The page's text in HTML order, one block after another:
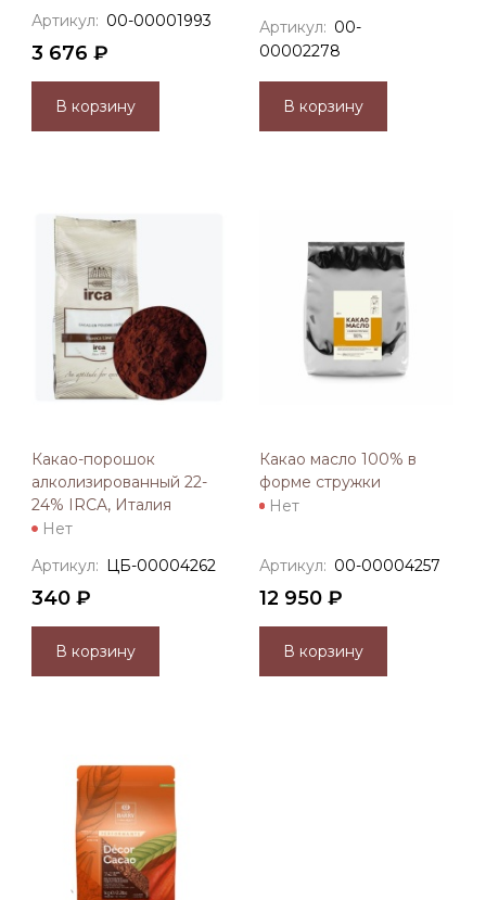
Артикул: 00-00001993
3 676 ₽
В корзину
Артикул: 00-
00002278
В корзину
Какао-порошок
алколизированный 22-
24% IRCA, Италия
Нет
Артикул: ЦБ-00004262
340 ₽
В корзину
Какао масло 100% в
форме стружки
Нет
Артикул: 00-00004257
12 950 ₽
В корзину